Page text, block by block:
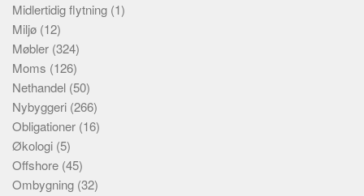
Midlertidig flytning (1)
Miljø (12)
Møbler (324)
Moms (126)
Nethandel (50)
Nybyggeri (266)
Obligationer (16)
Økologi (5)
Offshore (45)
Ombygning (32)